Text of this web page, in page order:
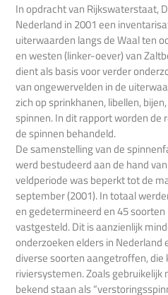
In opdracht van Rijkswaterstaat,
Nederland in 2001 een
uiterwaarden langs de Waal ten
en westen (linker-oever) van
dient als basis voor verder
van ongewervelden in de
zich op sprinkhanen, libellen,
spinnen. In dit rapport worden
de spinnen behandeld.
De samenstelling van de
werd bestudeerd aan de hand
veldperiode was beperkt tot de
september (2001). In totaal
en gedetermineerd en 45
vastgesteld. Dit is aanzienlijk
onderzoeken elders in Nederland
diverse soorten aangetroffen, die
riviersystemen. Zoals
bekend staan als